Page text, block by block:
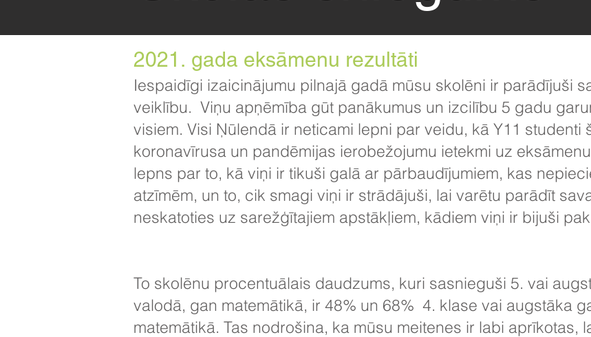
2021. gada eksāmenu rezultāti
Iespaidīgi izaicinājumu pilnajā gadā mūsu skolēni ir parādījuši
veiklību. Viņu apņēmība gūt panākumus un izcilību 5 gadu
visiem. Visi Ņūlendā ir neticami lepni par veidu, kā Y11 studenti
koronavīrusa un pandēmijas ierobežojumu ietekmi uz
lepns par to, kā viņi ir tikuši galā ar pārbaudījumiem, kas
atzīmēm, un to, cik smagi viņi ir strādājuši, lai varētu parādīt
neskatoties uz sarežģītajiem apstākļiem, kādiem viņi ir bijuši
To skolēnu procentuālais daudzums, kuri sasnieguši 5. vai
valodā, gan matemātikā, ir 48% un 68% 4. klase vai augstāka
matemātikā. Tas nodrošina, ka mūsu meitenes ir labi aprīkotas,